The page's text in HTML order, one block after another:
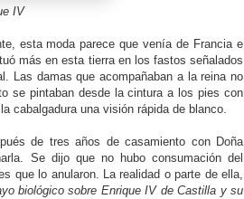
IV
esta moda parece que venía de Francia e
más en esta tierra en los fastos señalados
Las damas que acompañaban a la reina no
se pintaban desde la cintura a los pies con
cabalgadura una visión rápida de blanco.
de tres años de casamiento con Doña
Se dijo que no hubo consumación del
que lo anularon. La realidad o parte de ella,
biológico sobre Enrique IV de Castilla y su